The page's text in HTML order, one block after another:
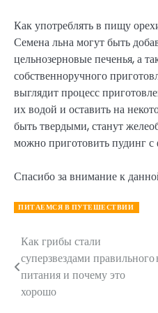
Как употреблять в пищу
Семена льна могут быть
цельнозерновые печенья, а
собственноручного
выглядит процесс
их водой и оставить на
быть твердыми, станут
можно приготовить пудинг
Спасибо за внимание к
ПИТАЕМСЯ В ПУТЕШЕСТВИИ
Навигация
по
записям
Как грибы стали
суперзвездами правильного
питания и почему это
хорошо